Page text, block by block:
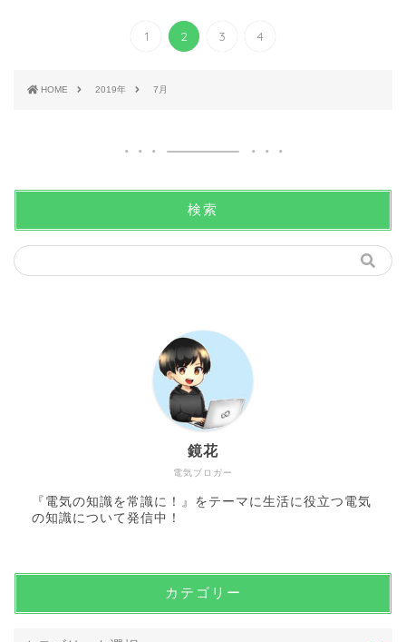
1 2 3 4
HOME 2019年 7月
検索
電気ブロガー
鏡花
『電気の知識を常識に！』をテーマに生活に役立つ電気
の知識について発信中！
カテゴリー